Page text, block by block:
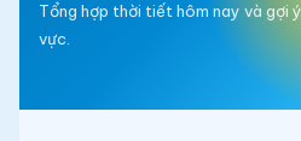
Tổng hợp thời tiết hôm nay và gợi
vực.